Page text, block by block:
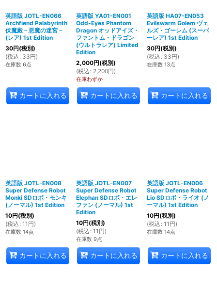
英語版 JOTL-EN066
Archfiend Palabyrinth
伏魔殿－悪魔の迷宮－
(レア) 1st Edition
30円(税別)
(税込 : 33円)
在庫数 6点
カートに入れる
英語版 YA01-EN001
Odd-Eyes Phantom
Dragon オッドアイズ・
ファントム・ドラゴン
(ウルトラレア) Limited
Edition
2,000円(税別)
(税込 : 2,200円)
在庫わずか
カートに入れる
英語版 HA07-EN053
Evilswarm Golem ヴェ
ルズ・ゴーレム (スーパ
ーレア) 1st Edition
30円(税別)
(税込 : 33円)
在庫数 13点
カートに入れる
英語版 JOTL-EN008
Super Defense Robot
Monki SDロボ・モンキ
(ノーマル) 1st Edition
10円(税別)
(税込 : 11 円)
在庫数 14点
カートに入れる
英語版 JOTL-EN007
Super Defense Robot
Elephan SDロボ・エレ
ファン (ノーマル) 1st
Edition
10円(税別)
(税込 : 11 円)
在庫数 9点
カートに入れる
英語版 JOTL-EN006
Super Defense Robot
Lio SDロボ・ライオ (ノ
ーマル) 1st Edition
10円(税別)
(税込 : 11 円)
在庫数 14点
カートに入れる